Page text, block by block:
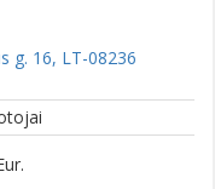
g. 16, LT-08236